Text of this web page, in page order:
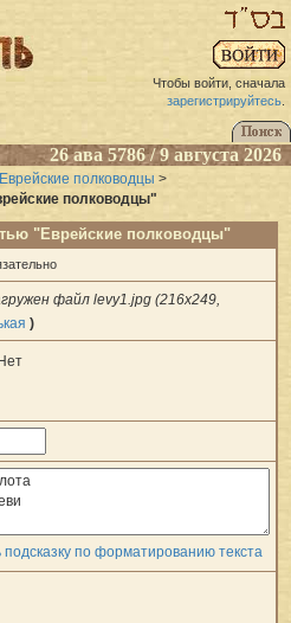
Чтобы войти, сначала
зарегистрируйтесь.
26 ава 5786 / 9 августа 2026
Еврейские полководцы >
полководцы"
"Еврейские полководцы"
файл levy1.jpg (216x249,
)
подсказку по форматированию текста